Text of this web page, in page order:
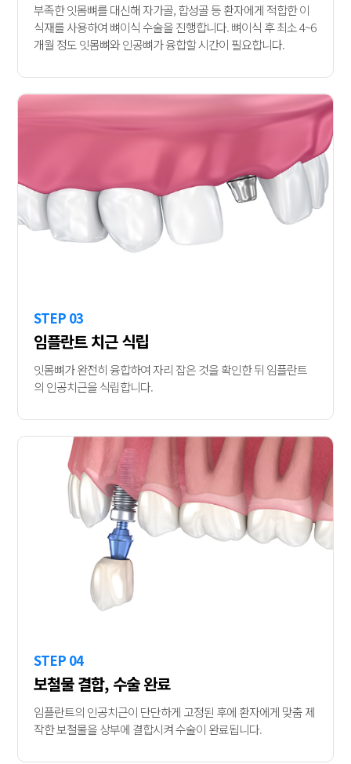
부족한 잇몸뼈를 대신해 자가골, 합성골 등 환자에게 적합한 이
식재를 사용하여 뼈이식 수술을 진행합니다. 뼈이식 후 최소 4~6
개월 정도 잇몸뼈와 인공뼈가 융합할 시간이 필요합니다.
STEP 03
임플란트 치근 식립
잇몸뼈가 완전히 융합하여 자리 잡은 것을 확인한 뒤 임플란트
의 인공치근을 식립합니다.
STEP 04
보철물 결합, 수술 완료
임플란트의 인공치근이 단단하게 고정된 후에 환자에게 맞춤 제
작한 보철물을 상부에 결합시켜 수술이 완료됩니다.